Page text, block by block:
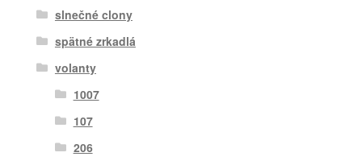
slnečné clony
spätné zrkadlá
volanty
1007
107
206